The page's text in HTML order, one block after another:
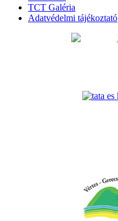
TCT Galéria
Adatvédelmi tájékoztató